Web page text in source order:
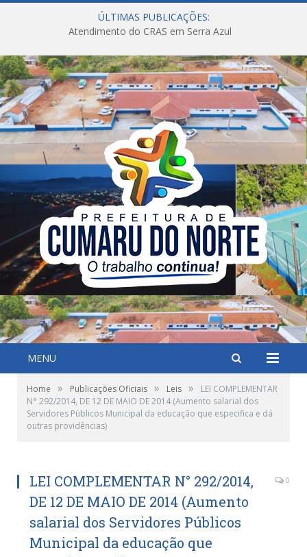
ÚLTIMAS PUBLICAÇÕES:
Atendimento do CRAS em Serra Azul
MENU
Home » Publicações Oficiais » Leis »
LEI COMPLEMENTAR
N° 292/2014, DE 12 DE MAIO DE 2014 (Aumento salarial dos
Servidores Públicos Municipal da educação que especifica e dá
outras providências)
LEI COMPLEMENTAR N° 292/2014,
DE 12 DE MAIO DE 2014 (Aumento
salarial dos Servidores Públicos
Municipal da educação que
0